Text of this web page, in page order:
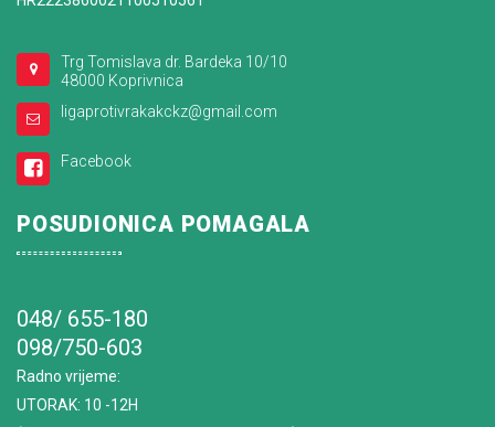
Trg Tomislava dr. Bardeka 10/10
48000 Koprivnica
ligaprotivrakakckz@gmail.com
Facebook
POSUDIONICA POMAGALA
048/ 655-180
098/750-603
Radno vrijeme:
UTORAK: 10 -12H